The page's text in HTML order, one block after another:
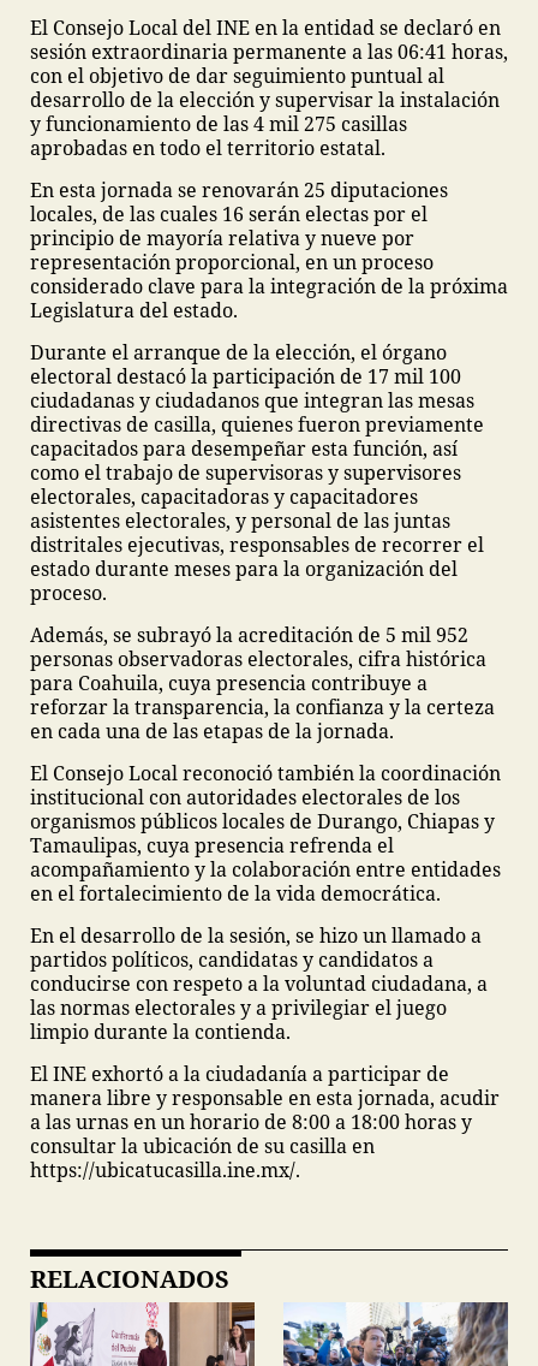
El Consejo Local del INE en la entidad se declaró en
sesión extraordinaria permanente a las 06:41 horas,
con el objetivo de dar seguimiento puntual al
desarrollo de la elección y supervisar la instalación
y funcionamiento de las 4 mil 275 casillas
aprobadas en todo el territorio estatal.
En esta jornada se renovarán 25 diputaciones
locales, de las cuales 16 serán electas por el
principio de mayoría relativa y nueve por
representación proporcional, en un proceso
considerado clave para la integración de la próxima
Legislatura del estado.
Durante el arranque de la elección, el órgano
electoral destacó la participación de 17 mil 100
ciudadanas y ciudadanos que integran las mesas
directivas de casilla, quienes fueron previamente
capacitados para desempeñar esta función, así
como el trabajo de supervisoras y supervisores
electorales, capacitadoras y capacitadores
asistentes electorales, y personal de las juntas
distritales ejecutivas, responsables de recorrer el
estado durante meses para la organización del
proceso.
Además, se subrayó la acreditación de 5 mil 952
personas observadoras electorales, cifra histórica
para Coahuila, cuya presencia contribuye a
reforzar la transparencia, la confianza y la certeza
en cada una de las etapas de la jornada.
El Consejo Local reconoció también la coordinación
institucional con autoridades electorales de los
organismos públicos locales de Durango, Chiapas y
Tamaulipas, cuya presencia refrenda el
acompañamiento y la colaboración entre entidades
en el fortalecimiento de la vida democrática.
En el desarrollo de la sesión, se hizo un llamado a
partidos políticos, candidatas y candidatos a
conducirse con respeto a la voluntad ciudadana, a
las normas electorales y a privilegiar el juego
limpio durante la contienda.
El INE exhortó a la ciudadanía a participar de
manera libre y responsable en esta jornada, acudir
a las urnas en un horario de 8:00 a 18:00 horas y
consultar la ubicación de su casilla en
https://ubicatucasilla.ine.mx/.
RELACIONADOS